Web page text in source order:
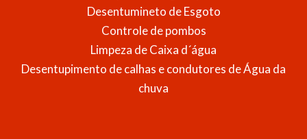
Desentumineto de Esgoto
Controle de pombos
Limpeza de Caixa d´água
Desentupimento de calhas e condutores de Água da
chuva